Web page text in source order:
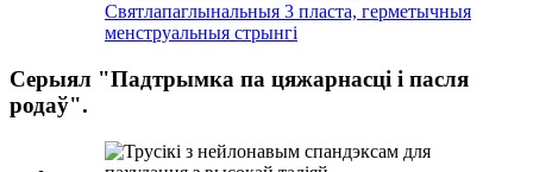
Святлапаглынальныя 3 пласта, герметычныя
менструальныя стрынгі
Серыял "Падтрымка па цяжарнасці і пасля
родаў".